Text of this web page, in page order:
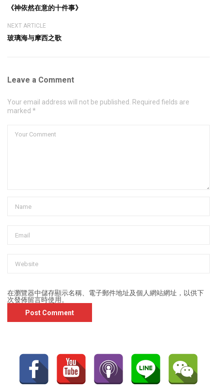
《神依然在意的十件事》
NEXT ARTICLE
玻璃海与摩西之歌
Leave a Comment
Your email address will not be published. Required fields are
marked *
在瀏覽器中儲存顯示名稱、電子郵件地址及個人網站網址，以供下
次發佈留言時使用。